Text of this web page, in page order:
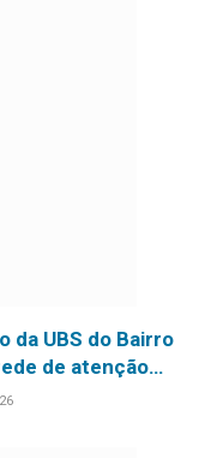
UBS do Bairro
de atenção
Araguaia